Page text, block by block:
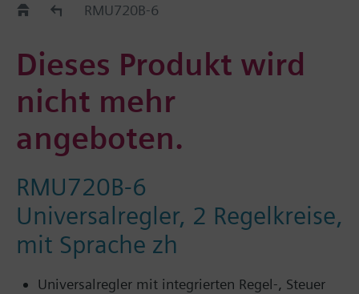
Austauschhilfe
RMU720B-6
Dieses Produkt wird
nicht mehr
angeboten.
RMU720B-6
Universalregler, 2 Regelkreise,
mit Sprache zh
Universalregler mit integrierten Regel-, Steuer